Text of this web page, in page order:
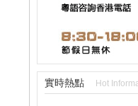
實時熱點 Hot